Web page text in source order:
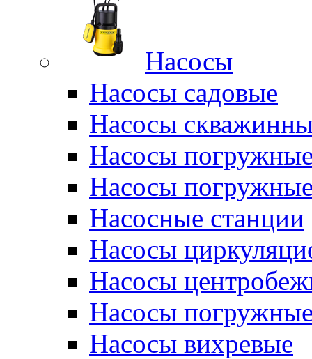
Насосы
Насосы садовые
Насосы
Насосы
Насосы
Насосные станции
Насосы
Насосы
Насосы
Насосы вихревые